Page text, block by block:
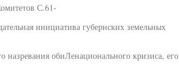
С.61-
инициатива губернских земельных
назревания обиЛенационального кризиса, его